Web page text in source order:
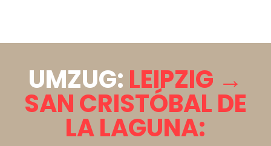
UMZUG: LEIPZIG →
SAN CRISTÓBAL DE
LA LAGUNA: